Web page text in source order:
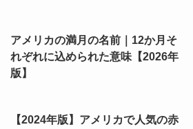
アメリカの満月の名前｜12か月そ
れぞれに込められた意味【2026年
版】
【2024年版】アメリカで人気の赤